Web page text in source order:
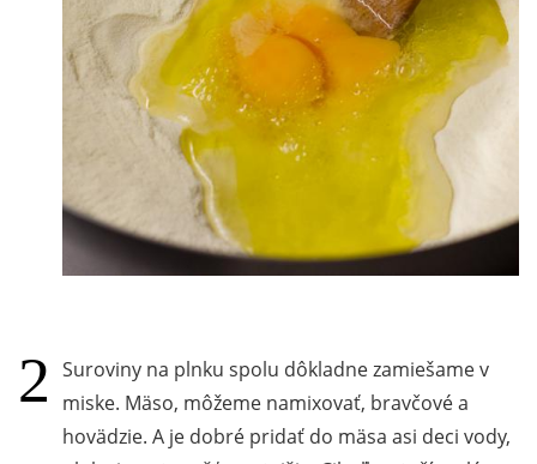
Suroviny na plnku spolu dôkladne zamiešame v
miske. Mäso, môžeme namixovať, bravčové a
hovädzie. A je dobré pridať do mäsa asi deci vody,